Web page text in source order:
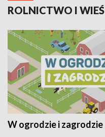
ROLNICTWO I WIEŚ
W ogrodzie i zagrodzie